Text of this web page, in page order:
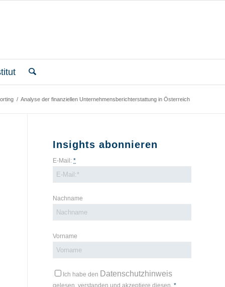
/ Analyse der finanziellen Unternehmensberichterstattung in Österreich
Insights abonnieren
E-Mail:*
Nachname
Vorname
Ich habe den Datenschutzhinweis
gelesen, verstanden und akzeptiere diesen.*